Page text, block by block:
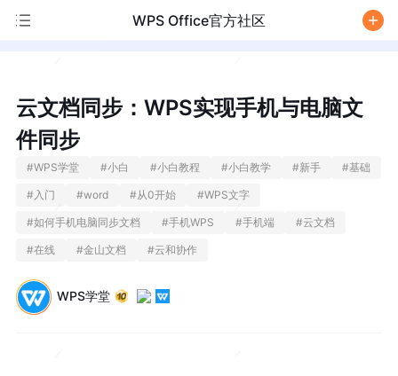
WPS Office官方社区
云文档同步：WPS实现手机与电脑文
件同步
#WPS学堂 #小白 #小白教程 #小白教学 #新手 #基础
# 入门 #word #从0开始 #WPS文字
#如何手机电脑同步文档 #手机WPS #手机端 #云文档
#在线 #金山文档 #云和协作
WPS学堂